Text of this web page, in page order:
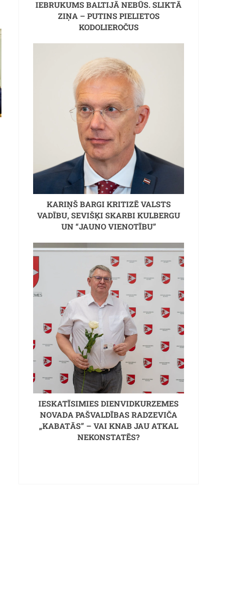
IEBRUKUMS BALTIJĀ NEBŪS. SLIKTĀ
ZIŅA – PUTINS PIELIETOS
KODOLIEROČUS
KARIŅŠ BARGI KRITIZĒ VALSTS
VADĪBU, SEVIŠĶI SKARBI KULBERGU
UN “JAUNO VIENOTĪBU”
IESKATĪSIMIES DIENVIDKURZEMES
NOVADA PAŠVALDĪBAS RADZEVIČA
„KABATĀS” – VAI KNAB JAU ATKAL
NEKONSTATĒS?